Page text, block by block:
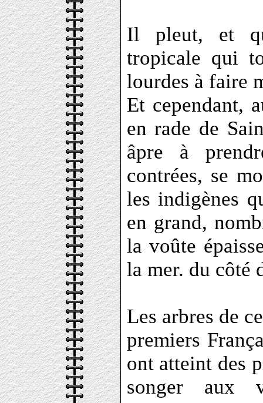
Il pleut, et
tropicale qui
lourdes à faire
Et cependant,
en rade de
âpre à
contrées, se
les indigènes
en grand,
la voûte
la mer. du côté
Les arbres de
premiers
ont atteint des
songer aux